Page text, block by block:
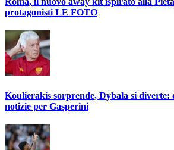
protagonisti LE FOTO
Koulierakis sorprende, Dybala si diverte:
notizie per Gasperini